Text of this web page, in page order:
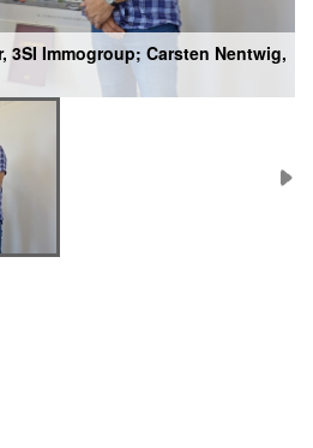
3SI Immogroup; Carsten Nentwig,